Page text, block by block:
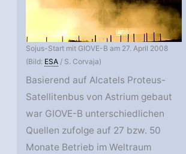
Sojus-Start mit GIOVE-B am 27. April 2008
(Bild: ESA / S. Corvaja)
Basierend auf Alcatels Proteus-
Satellitenbus von Astrium gebaut
war GIOVE-B unterschiedlichen
Quellen zufolge auf 27 bzw. 50
Monate Betrieb im Weltraum